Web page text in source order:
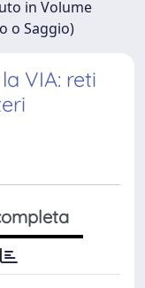
in Volume
o Saggio)
VIA: reti